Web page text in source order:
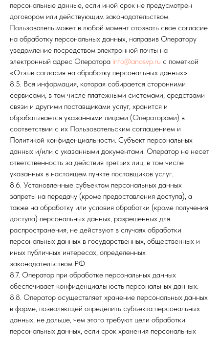
персональные данные, если иной срок не предусмотрен
договором или действующим законодательством.
Пользователь может в любой момент отозвать свое согласие
на обработку персональных данных, направив Оператору
уведомление посредством электронной почты на
электронный адрес Оператора info@anosvp.ru с пометкой
«Отзыв согласия на обработку персональных данных».
8.5. Вся информация, которая собирается сторонними
сервисами, в том числе платежными системами, средствами
связи и другими поставщиками услуг, хранится и
обрабатывается указанными лицами (Операторами) в
соответствии с их Пользовательским соглашением и
Политикой конфиденциальности. Субъект персональных
данных и/или с указанными документами. Оператор не несет
ответственность за действия третьих лиц, в том числе
указанных в настоящем пункте поставщиков услуг.
8.6. Установленные субъектом персональных данных
запреты на передачу (кроме предоставления доступа), а
также на обработку или условия обработки (кроме получения
доступа) персональных данных, разрешенных для
распространения, не действуют в случаях обработки
персональных данных в государственных, общественных и
иных публичных интересах, определенных
законодательством РФ.
8.7. Оператор при обработке персональных данных
обеспечивает конфиденциальность персональных данных.
8.8. Оператор осуществляет хранение персональных данных
в форме, позволяющей определить субъекта персональных
данных, не дольше, чем этого требуют цели обработки
персональных данных, если срок хранения персональных